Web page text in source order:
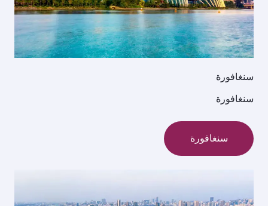
سنغافورة
سنغافورة
سنغافورة